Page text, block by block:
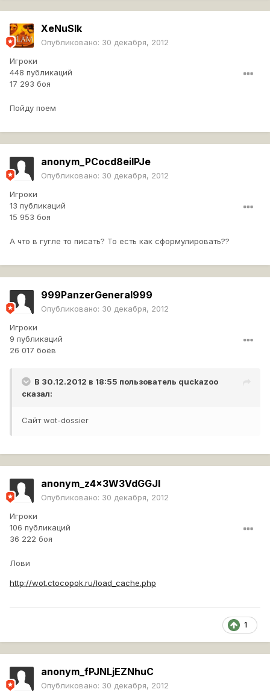
XeNuSIk
Опубликовано: 30 декабря, 2012
Игроки
448 публикаций
17 293 боя
Пойду поем
anonym_PCocd8eilPJe
Опубликовано: 30 декабря, 2012
Игроки
13 публикаций
15 953 боя
А что в гугле то писать? То есть как сформулировать??
999PanzerGeneral999
Опубликовано: 30 декабря, 2012
Игроки
9 публикаций
26 017 боёв
В 30.12.2012 в 18:55 пользователь quckazoo
сказал:
Сайт wot-dossier
anonym_z4x3W3VdGGJl
Опубликовано: 30 декабря, 2012
Игроки
106 публикаций
36 222 боя
Лови
http://wot.ctocopok.ru/load_cache.php
1
anonym_fPJNLjEZNhuC
Опубликовано: 30 декабря, 2012